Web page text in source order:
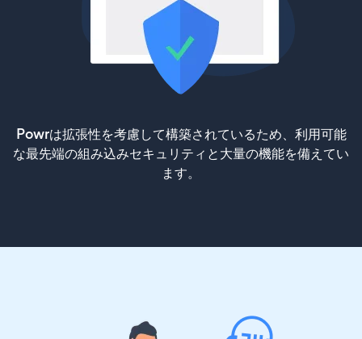
Powrは拡張性を考慮して構築されているため、利用可能
な最先端の組み込みセキュリティと大量の機能を備えてい
ます。